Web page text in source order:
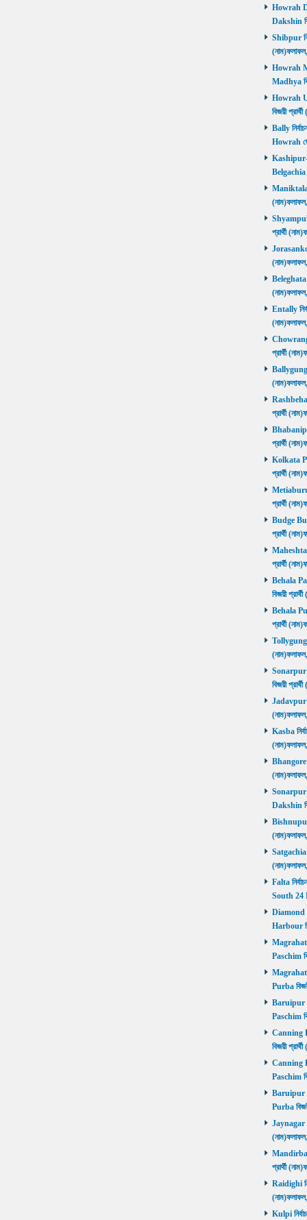
Howrah
Dakshin
Shibpur
Howrah
Madhya
Howrah
বিজয়ী
Bally
Howrah
Kashipur-
Belgachia
Maniktala
প্রার্থী
Jorasanko
Beleghata
Entally
প্রার্থী
Ballygunge
প্রার্থী
প্রার্থী
Kolkata
প্রার্থী
Metiaburuz
প্রার্থী
Budge
প্রার্থী
প্রার্থী
Behala
বিজয়ী
Behala
প্রার্থী
Tollygunge
Sonarpur
বিজয়ী
Jadavpur
Kasba
Bhangore
Sonarpur
Dakshin
Bishnupur
Satgachia
Falta
South 24
Diamond
Harbour
Magrahat
Paschim
Magrahat
Purba
Baruipur
Paschim
Canning
বিজয়ী
Canning
Paschim
Baruipur
Purba
Jaynagar
প্রার্থী
Raidighi
Kulpi